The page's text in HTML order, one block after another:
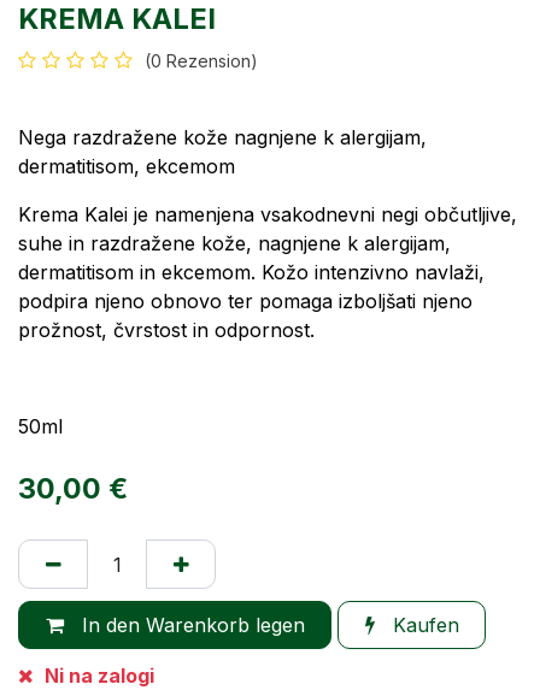
KREMA KALEI
(0 Rezension)
Nega razdražene kože nagnjene k alergijam,
dermatitisom, ekcemom
Krema Kalei je namenjena vsakodnevni negi občutljive,
suhe in razdražene kože, nagnjene k alergijam,
dermatitisom in ekcemom. Kožo intenzivno navlaži,
podpira njeno obnovo ter pomaga izboljšati njeno
prožnost, čvrstost in odpornost.
50ml
30,00 €
In den Warenkorb legen Kaufen
Ni na zalogi